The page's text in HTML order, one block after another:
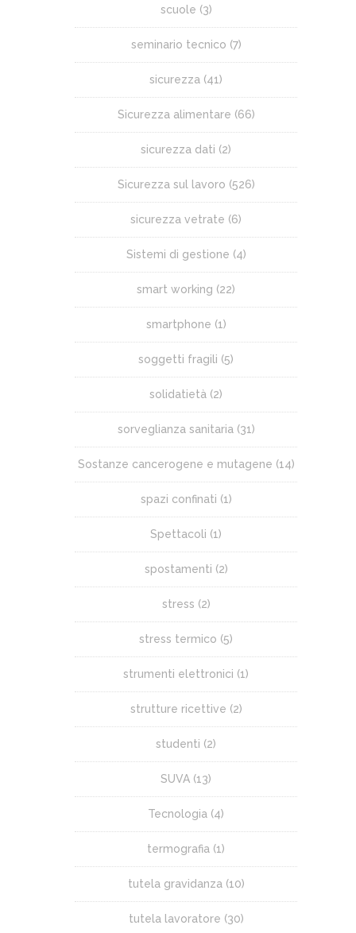
scuole (3)
seminario tecnico (7)
sicurezza (41)
Sicurezza alimentare (66)
sicurezza dati (2)
Sicurezza sul lavoro (526)
sicurezza vetrate (6)
Sistemi di gestione (4)
smart working (22)
smartphone (1)
soggetti fragili (5)
solidatietà (2)
sorveglianza sanitaria (31)
Sostanze cancerogene e mutagene (14)
spazi confinati (1)
Spettacoli (1)
spostamenti (2)
stress (2)
stress termico (5)
strumenti elettronici (1)
strutture ricettive (2)
studenti (2)
SUVA (13)
Tecnologia (4)
termografia (1)
tutela gravidanza (10)
tutela lavoratore (30)